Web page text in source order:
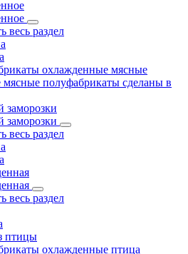
весь раздел
охлажденные мясные
полуфабрикаты сделаны в
заморозки
заморозки
весь раздел
весь раздел
птицы
охлажденные птица